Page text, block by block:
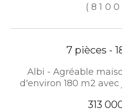
7 pièces -
Albi - Agréable
d'environ 180 m2 avec
313